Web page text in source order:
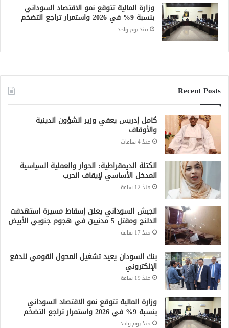
وزارة المالية تتوقع نمو الاقتصاد السوداني
بنسبة 9% في 2026 واستمرار تراجع التضخم
منذ يوم واحد
Recent Posts
كامل إدريس يعفي وزير الشؤون الدينية
والأوقاف
منذ 4 ساعات
الكتلة الديمقراطية: الحوار والعملية السياسية
المدخل الأساسي لإيقاف الحرب
منذ 12 ساعة
الجيش السوداني يعلن إسقاط مسيرة استهدفت
الدلنج ومقتل 5 مدنيين في هجوم جنوبي الأبيض
منذ 17 ساعة
بنك السودان يعيد تشغيل المحول القومي للدفع
الإلكتروني
منذ 19 ساعة
وزارة المالية تتوقع نمو الاقتصاد السوداني
بنسبة 9% في 2026 واستمرار تراجع التضخم
منذ يوم واحد